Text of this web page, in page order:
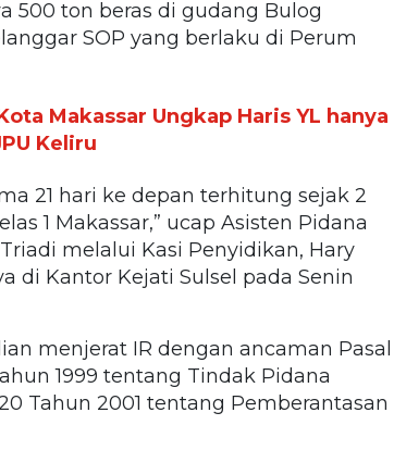
500 ton beras di gudang Bulog
SOP yang berlaku di Perum
Makassar Ungkap Haris YL hanya
Keliru
21 hari ke depan terhitung sejak 2
1 Makassar,” ucap Asisten Pidana
melalui Kasi Penyidikan, Hary
di Kantor Kejati Sulsel pada Senin
menjerat IR dengan ancaman Pasal
1999 tentang Tindak Pidana
Tahun 2001 tentang Pemberantasan